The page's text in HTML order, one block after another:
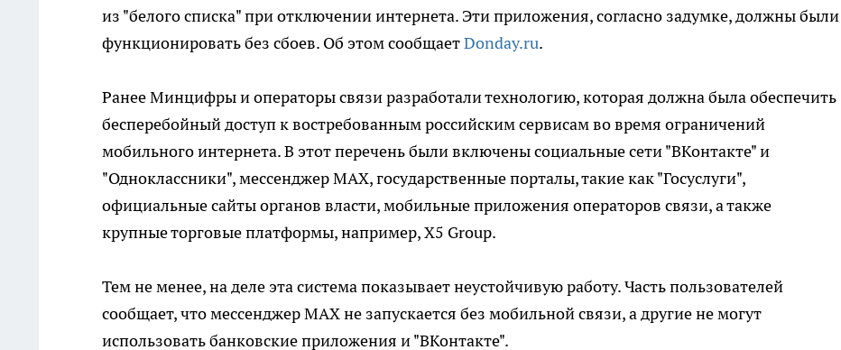
из "белого списка" при отключении интернета. Эти приложения, согласно задумке, должны были
функционировать без сбоев. Об этом сообщаетDonday.ru.
Ранее Минцифры и операторы связи разработали технологию, которая должна была обеспечить
бесперебойный доступ к востребованным российским сервисам во время ограничений
мобильного интернета. В этот перечень были включены социальные сети "ВКонтакте" и
"Одноклассники", мессенджер MAX, государственные порталы, такие как "Госуслуги",
официальные сайты органов власти, мобильные приложения операторов связи, а также
крупные торговые платформы, например, X5 Group.
Тем не менее, на деле эта система показывает неустойчивую работу. Часть пользователей
сообщает, что мессенджер MAX не запускается без мобильной связи, а другие не могут
использовать банковские приложения и "ВКонтакте".